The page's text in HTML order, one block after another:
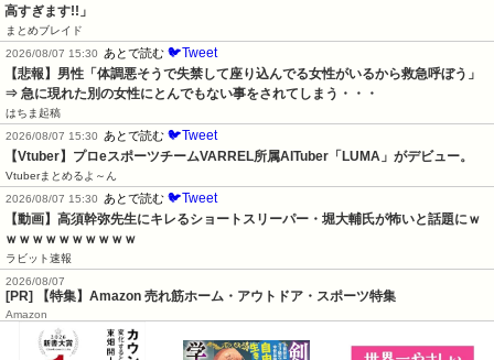
高すぎます!!」
まとめブレイド
2026/08/07 15:30
あとで読む 🐦Tweet
【悲報】男性「体調悪そうで失禁して座り込んでる女性がいるから救急呼ぼう」
⇒ 急に現れた別の女性にとんでもない事をされてしまう・・・
はちま起稿
2026/08/07 15:30
あとで読む 🐦Tweet
【Vtuber】プロeスポーツチームVARREL所属AITuber「LUMA」がデビュー。
Vtuberまとめるよ～ん
2026/08/07 15:30
あとで読む 🐦Tweet
【動画】高須幹弥先生にキレるショートスリーパー・堀大輔氏が怖いと話題にｗ
ｗｗｗｗｗｗｗｗｗｗ
ラビット速報
2026/08/07
[PR] 【特集】Amazon 売れ筋ホーム・アウトドア・スポーツ特集
Amazon